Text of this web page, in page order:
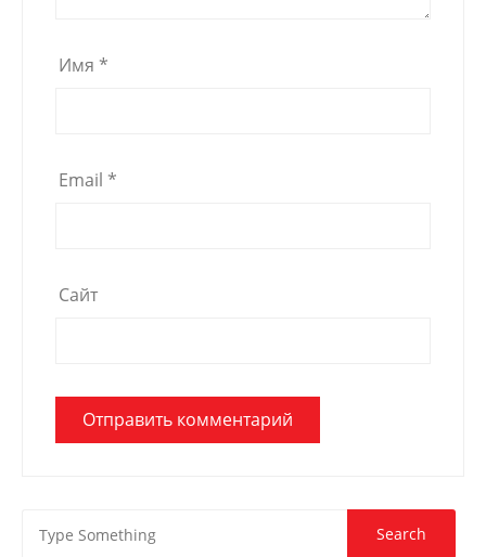
Имя *
Email *
Сайт